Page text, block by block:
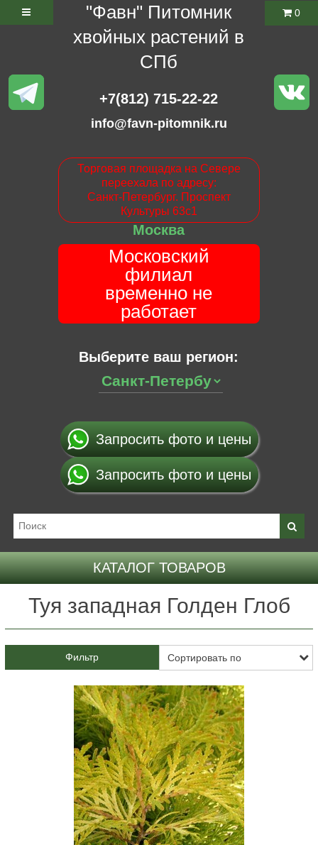
"Фавн" Питомник
хвойных растений в
СПб
+7(812) 715-22-22
info@favn-pitomnik.ru
Торговая площадка на Севере
переехала по адресу:
Санкт-Петербург. Проспект
Культуры 63с1
Москва
Московский
филиал
временно не
работает
Выберите ваш регион:
0
Запросить фото и цены
Запросить фото и цены
КАТАЛОГ ТОВАРОВ
Туя западная Голден Глоб
Фильтр